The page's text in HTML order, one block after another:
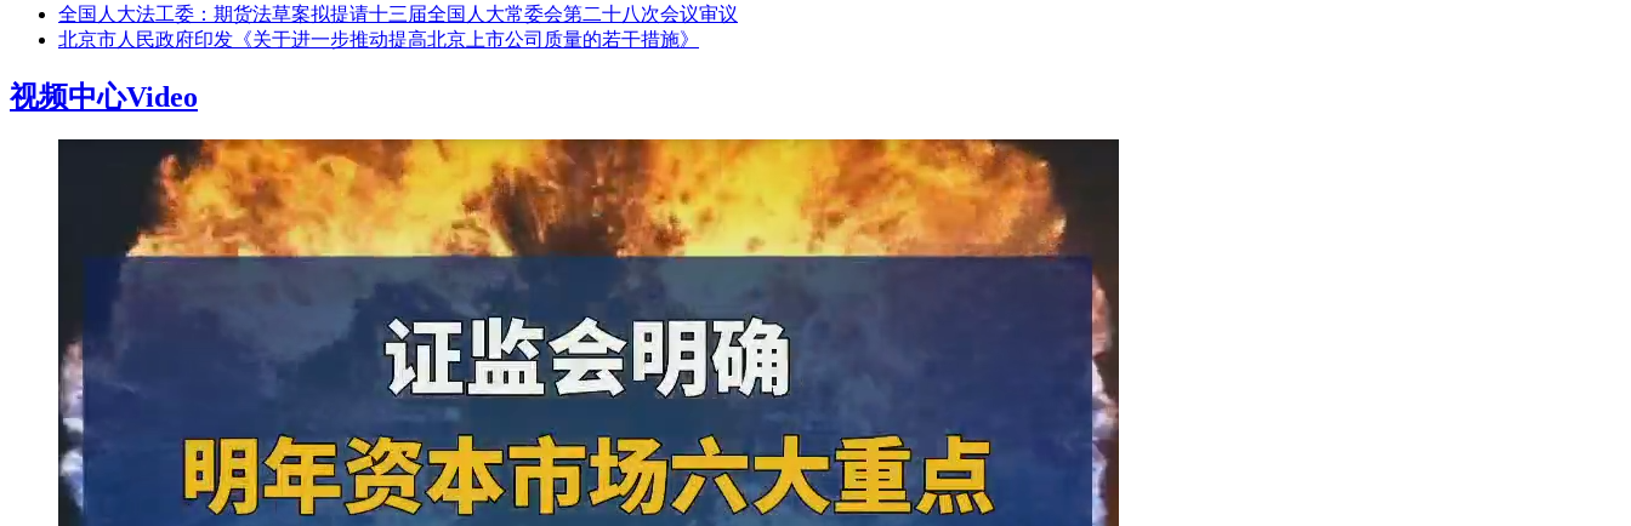
全国人大法工委：期货法草案拟提请十三届全国人大常委会第二十八次会议审议
北京市人民政府印发《关于进一步推动提高北京上市公司质量的若干措施》
视频中心Video